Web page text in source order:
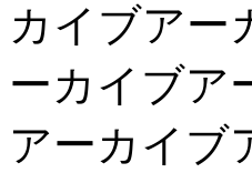
カイブアー
ーカイブア
アーカイブ